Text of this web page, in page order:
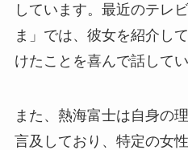
しています。最近のテレ
ま」では、彼女を紹介し
けたことを喜んで話してい
また、熱海富士は自身の
言及しており、特定の女